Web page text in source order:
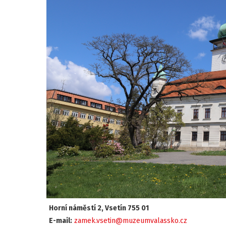
Horní náměstí 2, Vsetín 755 01
E-mail: zamek.vsetin@muzeumvalassko.cz